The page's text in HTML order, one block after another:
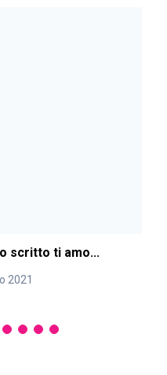
scritto ti amo...
2021